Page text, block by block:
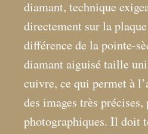
diamant, technique
directement sur la
différence de la pointe-
diamant aiguisé taille
cuivre, ce qui permet à
des images très précises,
photographiques. Il doit